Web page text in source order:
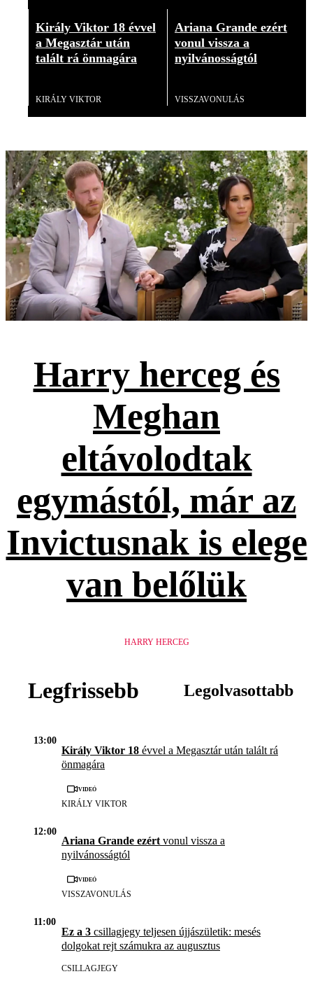
Király Viktor 18 évvel
a Megasztár után
talált rá önmagára
KIRÁLY VIKTOR
Ariana Grande ezért
vonul vissza a
nyilvánosságtól
VISSZAVONULÁS
Harry herceg és
Meghan
eltávolodtak
egymástól, már az
Invictusnak is elege
van belőlük
HARRY HERCEG
Legfrissebb Legolvasottabb
13:00
Király Viktor 18 évvel a Megasztár után talált rá
önmagára
Videó
KIRÁLY VIKTOR
12:00
Ariana Grande ezért vonul vissza a
nyilvánosságtól
Videó
VISSZAVONULÁS
11:00
Ez a 3 csillagjegy teljesen újjászületik: mesés
dolgokat rejt számukra az augusztus
CSILLAGJEGY